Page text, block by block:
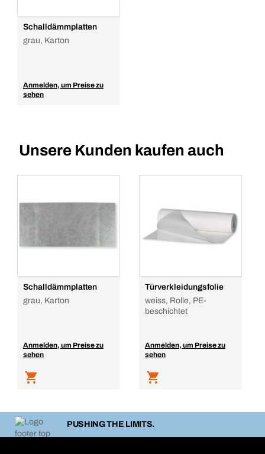
Schalldämmplatten
grau, Karton
Anmelden, um Preise zu
sehen
Unsere Kunden kaufen auch
Schalldämmplatten
grau, Karton
Anmelden, um Preise zu
sehen
Türverkleidungsfolie
weiss, Rolle, PE-
beschichtet
Anmelden, um Preise zu
sehen
PUSHING THE LIMITS.